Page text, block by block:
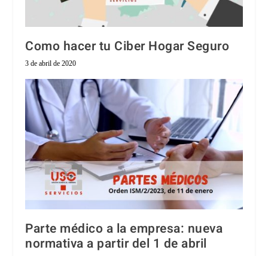
Como hacer tu Ciber Hogar Seguro
3 de abril de 2020
Parte médico a la empresa: nueva
normativa a partir del 1 de abril